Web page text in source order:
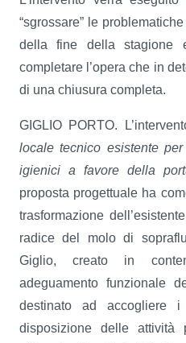
“sgrossare” le
della fine della stagione
completare l’opera che in
di una chiusura completa.
GIGLIO PORTO.
locale tecnico esistente
igienici a favore della
proposta progettuale ha
trasformazione
radice del molo di
Giglio, creato in
adeguamento funzionale
destinato ad accogliere
disposizione delle attività